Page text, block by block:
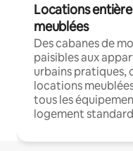
Locations
meublées
Des cabanes de
paisibles aux
urbains pratiques,
locations
tous les
logement